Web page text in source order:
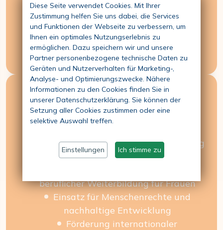
Integrität und demokratische
Entscheidungsfindung
Ehrenamtliche Arbeit
Vielfältigkeit und Freundschaft
Unsere Ziele:
Verbesserung der Stellung der Frau
Förderung von Gleichheit, Entwicklung
und Frieden
beruflicher Weiterbildung für Frauen
Einsatz für Menschenrechte und
nachhaltige Entwicklung
Förderung internationaler
Diese Seite verwendet Cookies. Mit Ihrer
Zustimmung helfen Sie uns dabei, die Services
und Funktionen der Webseite zu verbessern, um
Ihnen ein optimales Nutzungserlebnis zu
ermöglichen. Dazu speichern wir und unsere
Partner personenbezogene technische Daten zu
Geräten und Nutzerverhalten für Marketing-,
Analyse- und Optimierungszwecke. Nähere
Informationen zu den Cookies finden Sie in
unserer Datenschutzerklärung. Sie können der
Setzung aller Cookies zustimmen oder eine
selektive Auswahl treffen.
Einstellungen Ich stimme zu